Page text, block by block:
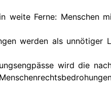
weite Ferne: Menschen
werden als unnötiger
wird die